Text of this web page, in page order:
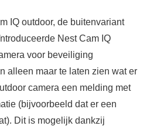
IQ outdoor, de buitenvariant
Nest Cam IQ
voor beveiliging
alleen maar te laten zien wat er
camera een melding met
(bijvoorbeeld dat er een
Dit is mogelijk dankzij